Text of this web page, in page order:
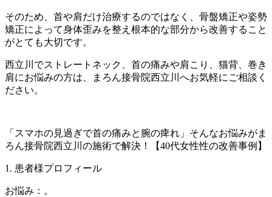
そのため、首や肩だけ治療するのではなく、骨盤矯正や姿勢
矯正によって身体歪みを整え根本的な部分から改善すること
がとても大切です。
西立川でストレートネック、首の痛みや肩こり、猫背、巻き
肩にお悩みの方は、まろん接骨院西立川へお気軽にご相談く
ださい。
「スマホの見過ぎで首の痛みと腕の痺れ」そんなお悩みがま
ろん接骨院西立川の施術で解決！【40代女性性の改善事例】
1. 患者様プロフィール
お悩み：。